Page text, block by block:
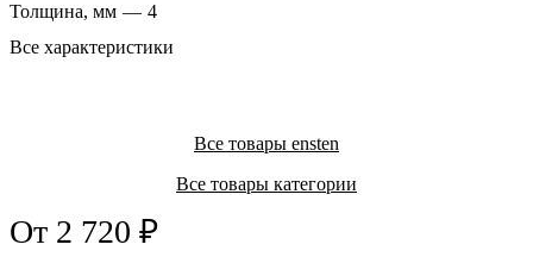
Толщина, мм — 4
Все характеристики
Все товары ensten
Все товары категории
От 2 720 ₽